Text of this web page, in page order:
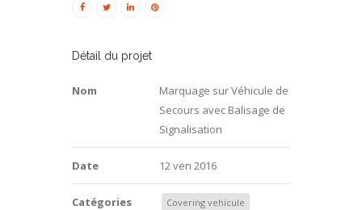
Détail du projet
Nom
Marquage sur Véhicule de
Secours avec Balisage de
Signalisation
Date 12 ven 2016
Catégories
Covering vehicule